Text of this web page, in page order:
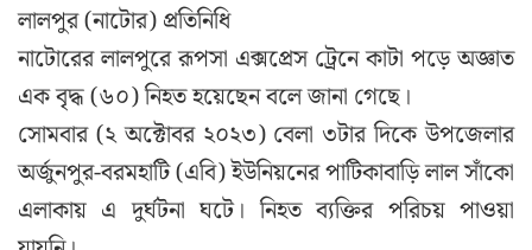
লালপুর (নাটোর) প্রতিনিধি
নাটোরের লালপুরে রূপসা এক্সপ্রেস ট্রেনে কাটা পড়ে অজ্ঞাত
এক বৃদ্ধ (৬০) নিহত হয়েছেন বলে জানা গেছে।
সোমবার (২ অক্টোবর ২০২৩) বেলা ৩টার দিকে উপজেলার
অর্জুনপুর-বরমহাটি (এবি) ইউনিয়নের পাটিকাবাড়ি লাল সাঁকো
এলাকায় এ দুর্ঘটনা ঘটে। নিহত ব্যক্তির পরিচয় পাওয়া